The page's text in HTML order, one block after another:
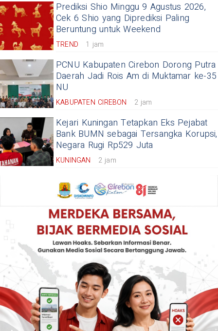
Prediksi Shio Minggu 9 Agustus 2026,
Cek 6 Shio yang Diprediksi Paling
Beruntung untuk Weekend
TREND 1 jam
PCNU Kabupaten Cirebon Dorong Putra
Daerah Jadi Rois Am di Muktamar ke-35
NU
KABUPATEN CIREBON 2 jam
Kejari Kuningan Tetapkan Eks Pejabat
Bank BUMN sebagai Tersangka Korupsi,
Negara Rugi Rp529 Juta
KUNINGAN 2 jam